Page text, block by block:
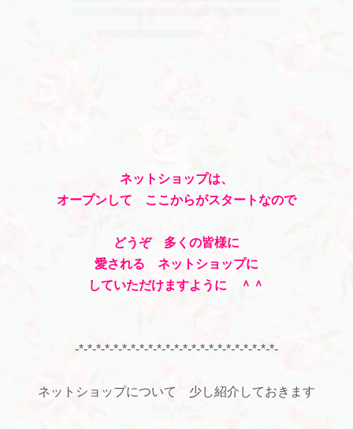
ネットショップは、
オープンして ここからがスタートなので
どうぞ 多くの皆様に
愛される ネットショップに
していただけますように ＾＾
-*-*-*-*-*-*-*-*-*-*-*-*-*-*-*-*-*-*-*-*-*-*-*-
ネットショップについて 少し紹介しておきます